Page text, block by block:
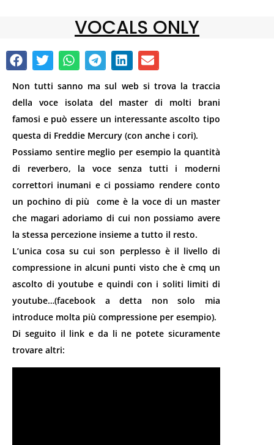
VOCALS ONLY
Non tutti sanno ma sul web si trova la traccia
della voce isolata del master di molti brani
famosi e può essere un interessante ascolto tipo
questa di Freddie Mercury (con anche i cori).
Possiamo sentire meglio per esempio la quantità
di reverbero, la voce senza tutti i moderni
correttori inumani e ci possiamo rendere conto
un pochino di più come è la voce di un master
che magari adoriamo di cui non possiamo avere
la stessa percezione insieme a tutto il resto.
L’unica cosa su cui son perplesso è il livello di
compressione in alcuni punti visto che è cmq un
ascolto di youtube e quindi con i soliti limiti di
youtube…(facebook a detta non solo mia
introduce molta più compressione per esempio).
Di seguito il link e da li ne potete sicuramente
trovare altri: